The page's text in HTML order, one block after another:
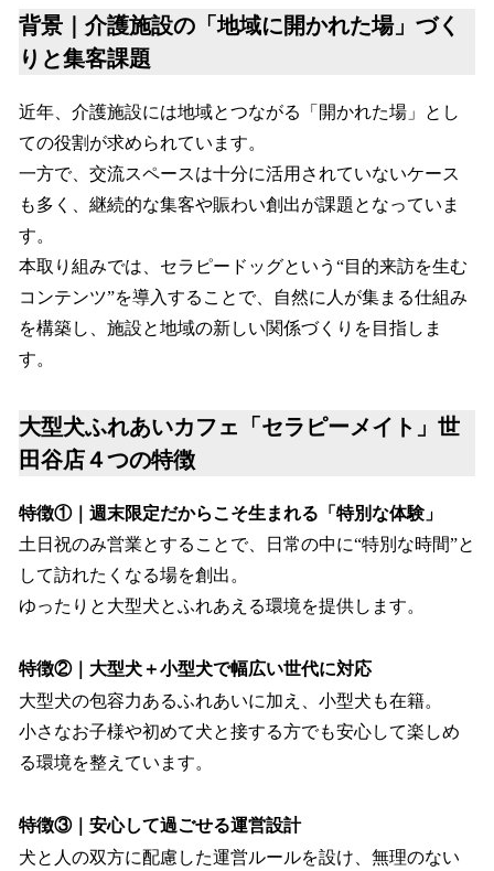
背景｜介護施設の「地域に開かれた場」づく
りと集客課題
近年、介護施設には地域とつながる「開かれた場」とし
ての役割が求められています。
一方で、交流スペースは十分に活用されていないケース
も多く、継続的な集客や賑わい創出が課題となっていま
す。
本取り組みでは、セラピードッグという“目的来訪を生む
コンテンツ”を導入することで、自然に人が集まる仕組み
を構築し、施設と地域の新しい関係づくりを目指しま
す。
大型犬ふれあいカフェ「セラピーメイト」世
田谷店４つの特徴
特徴①｜週末限定だからこそ生まれる「特別な体験」
土日祝のみ営業とすることで、日常の中に“特別な時間”と
して訪れたくなる場を創出。
ゆったりと大型犬とふれあえる環境を提供します。
特徴②｜大型犬＋小型犬で幅広い世代に対応
大型犬の包容力あるふれあいに加え、小型犬も在籍。
小さなお子様や初めて犬と接する方でも安心して楽しめ
る環境を整えています。
特徴③｜安心して過ごせる運営設計
犬と人の双方に配慮した運営ルールを設け、無理のない